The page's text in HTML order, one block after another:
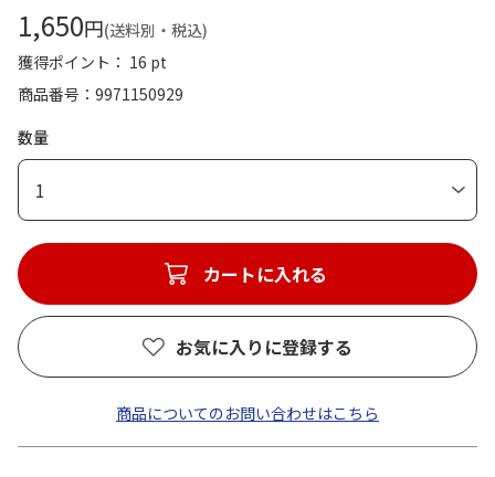
1,650円(送料別・税込)
獲得ポイント： 16 pt
商品番号
9971150929
数量
1
カートに入れる
お気に入りに登録する
商品についてのお問い合わせはこちら